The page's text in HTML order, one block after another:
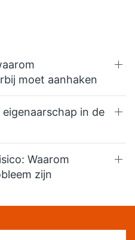
moet aanhaken
in de
Waarom
zijn